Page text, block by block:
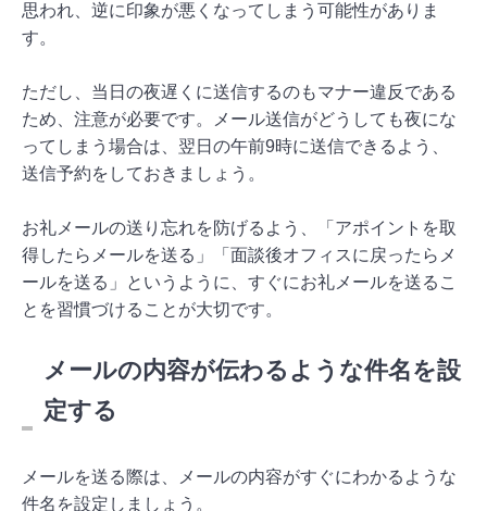
思われ、逆に印象が悪くなってしまう可能性がありま
す。
ただし、当日の夜遅くに送信するのもマナー違反である
ため、注意が必要です。メール送信がどうしても夜にな
ってしまう場合は、翌日の午前9時に送信できるよう、
送信予約をしておきましょう。
お礼メールの送り忘れを防げるよう、「アポイントを取
得したらメールを送る」「面談後オフィスに戻ったらメ
ールを送る」というように、すぐにお礼メールを送るこ
とを習慣づけることが大切です。
メールの内容が伝わるような件名を設
定する
メールを送る際は、メールの内容がすぐにわかるような
件名を設定しましょう。